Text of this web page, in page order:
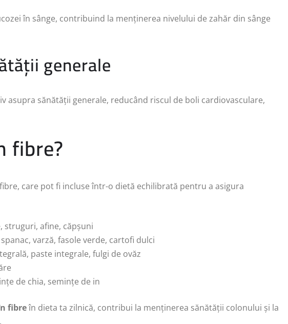
în sânge, contribuind la menținerea nivelului de zahăr din sânge
generale
asupra sănătății generale, reducând riscul de boli cardiovasculare,
fibre?
care pot fi incluse într-o dietă echilibrată pentru a asigura
struguri, afine, căpșuni
varză, fasole verde, cartofi dulci
paste integrale, fulgi de ovăz
de chia, semințe de in
fibreîn dieta ta zilnică, contribui la menținerea sănătății colonului și la